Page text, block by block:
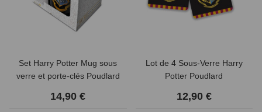
Set Harry Potter Mug sous
verre et porte-clés Poudlard
14,90 €
Lot de 4 Sous-Verre Harry
Potter Poudlard
12,90 €